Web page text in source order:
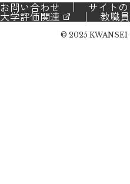
お問い合わせ
サイト
大学評価関連 教職
© 2025 KWANSEI